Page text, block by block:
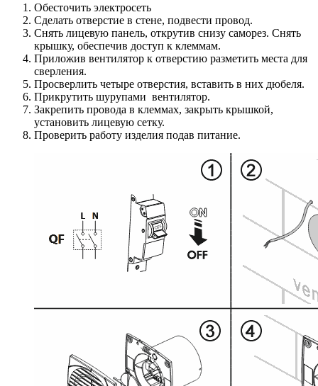
Обесточить электросеть
Сделать отверстие в стене, подвести провод.
Снять лицевую панель, открутив снизу саморез. Снять
крышку, обеспечив доступ к клеммам.
Приложив вентилятор к отверстию разметить места для
сверления.
Просверлить четыре отверстия, вставить в них дюбеля.
Прикрутить шурупами вентилятор.
Закрепить провода в клеммах, закрыть крышкой,
установить лицевую сетку.
Проверить работу изделия подав питание.